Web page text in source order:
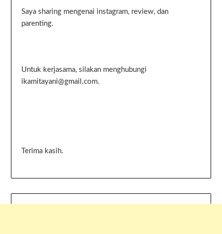
Saya sharing mengenai instagram, review, dan
parenting.
Untuk kerjasama, silakan menghubungi
ikamitayani@gmail.com.
Terima kasih.